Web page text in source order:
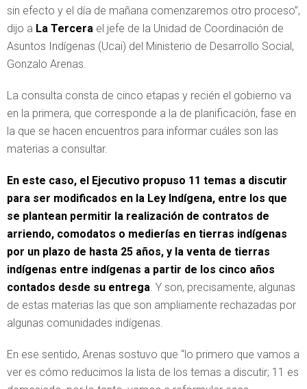
sin efecto y el día de mañana comenzaremos otro proceso”,
dijo a La Tercera el jefe de la Unidad de Coordinación de
Asuntos Indígenas (Ucai) del Ministerio de Desarrollo Social,
Gonzalo Arenas.
La consulta consta de cinco etapas y recién el gobierno va
en la primera, que corresponde a la de planificación, fase en
la que se hacen encuentros para informar cuáles son las
materias a consultar.
En este caso, el Ejecutivo propuso 11 temas a discutir
para ser modificados en la Ley Indígena, entre los que
se plantean permitir la realización de contratos de
arriendo, comodatos o medierías en tierras indígenas
por un plazo de hasta 25 años, y la venta de tierras
indígenas entre indígenas a partir de los cinco años
contados desde su entrega. Y son, precisamente, algunas
de estas materias las que son ampliamente rechazadas por
algunas comunidades indígenas.
En ese sentido, Arenas sostuvo que “lo primero que vamos a
ver es cómo reducimos la lista de los temas a discutir; 11 es